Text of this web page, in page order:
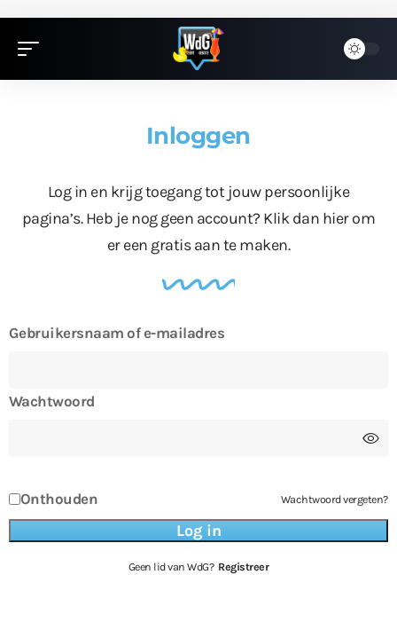
Inloggen
Log in en krijg toegang tot jouw persoonlijke
pagina’s. Heb je nog geen account? Klik dan hierom
er een gratis aan te maken.
Gebruikersnaam of e-mailadres
Wachtwoord
Onthouden Wachtwoord vergeten?
Geen lid van WdG? Registreer